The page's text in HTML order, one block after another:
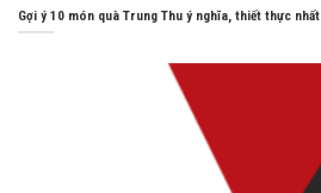
Gợi ý 10 món quà Trung Thu ý nghĩa, thiết thực nhất